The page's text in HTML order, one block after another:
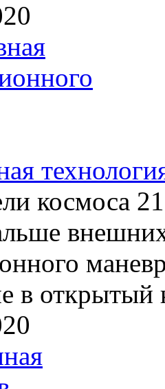
космоса
в открытый